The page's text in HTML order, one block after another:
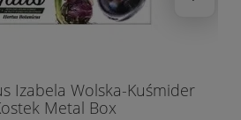
Izabela Wolska-Kuśmider
Metal Box